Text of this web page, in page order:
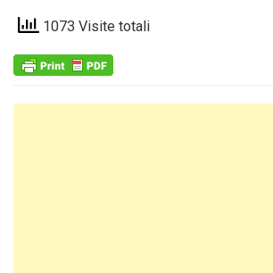
1073 Visite totali